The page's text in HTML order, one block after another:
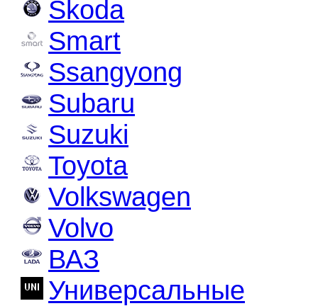
Skoda
Smart
Ssangyong
Subaru
Suzuki
Toyota
Volkswagen
Volvo
ВАЗ
Универсальные